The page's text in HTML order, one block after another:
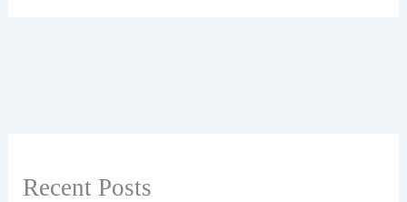
Recent Posts